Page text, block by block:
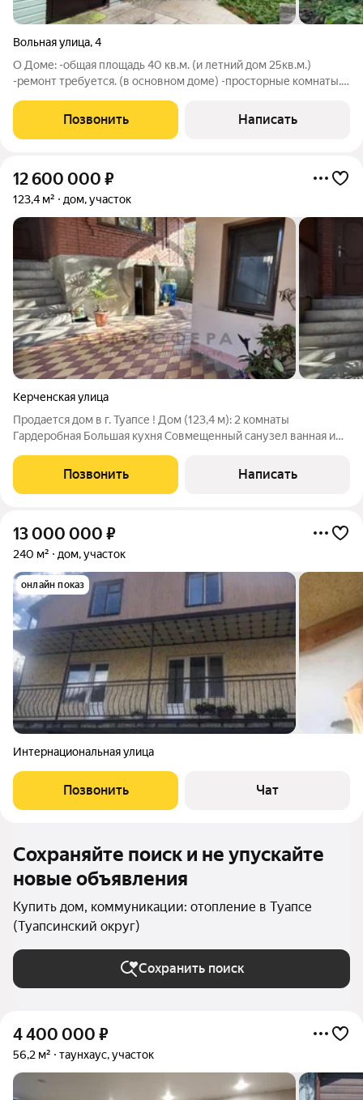
Вольная улица,4
О Доме: -общая площадь 40 кв.м. (и летний дом 25кв.м.)
-ремонт требуется. (в основном доме) -просторные комнаты.
-электроснабжение 5 Кв -подводят газ (природный) -горячая
вода (бойлер) О земле: -площадь 6
Позвонить Написать
12 600 000 ₽
123,4 м² дом, участок
Керченская улица
Продается дом в г. Туапсе ! Дом (123,4 м): 2 комнаты
Гардеробная Большая кухня Совмещенный санузел ванная и
помещение (есть санузел,кладовая). Гостевой дом
(двухэтажный): Земельный участок (5 соток):
Позвонить Написать
13 000 000 ₽
240 м² дом, участок
онлайн показ
Интернациональная улица
Позвонить Чат
Сохраняйте поиск и не упускайте
новые объявления
Купить дом, коммуникации: отопление в Туапсе
(Туапсинский округ)
Сохранить поиск
4 400 000 ₽
56,2 м² таунхаус, участок